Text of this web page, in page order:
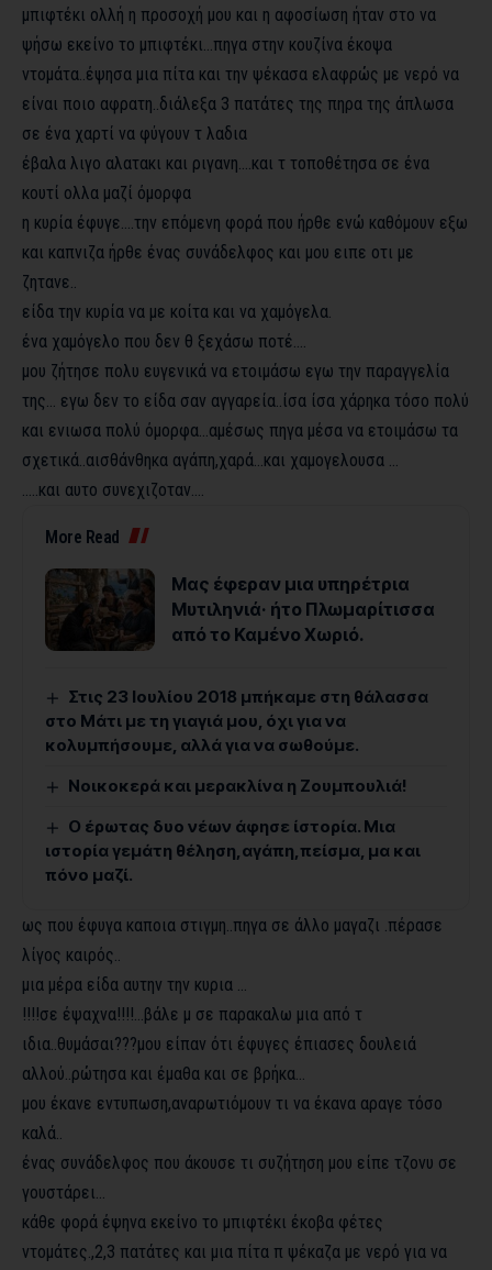
μπιφτέκι ολλή η προσοχή μου και η αφοσίωση ήταν στο να
ψήσω εκείνο το μπιφτέκι…πηγα στην κουζίνα έκοψα
ντομάτα..έψησα μια πίτα και την ψέκασα ελαφρώς με νερό να
είναι ποιο αφρατη..διάλεξα 3 πατάτες της πηρα της άπλωσα
σε ένα χαρτί να φύγουν τ λαδια
έβαλα λιγο αλατακι και ριγανη….και τ τοποθέτησα σε ένα
κουτί ολλα μαζί όμορφα
η κυρία έφυγε….την επόμενη φορά που ήρθε ενώ καθόμουν εξω
και καπνιζα ήρθε ένας συνάδελφος και μου ειπε οτι με
ζητανε..
είδα την κυρία να με κοίτα και να χαμόγελα.
ένα χαμόγελο που δεν θ ξεχάσω ποτέ….
μου ζήτησε πολυ ευγενικά να ετοιμάσω εγω την παραγγελία
της… εγω δεν το είδα σαν αγγαρεία..ίσα ίσα χάρηκα τόσο πολύ
και ενιωσα πολύ όμορφα…αμέσως πηγα μέσα να ετοιμάσω τα
σχετικά..αισθάνθηκα αγάπη,χαρά…και χαμογελουσα …
…..και αυτο συνεχιζοταν….
More Read
Μας έφεραν μια υπηρέτρια
Μυτιληνιά· ήτο Πλωμαρίτισσα
από το Καμένο Χωριό.
Στις 23 Ιουλίου 2018 μπήκαμε στη θάλασσα
στο Μάτι με τη γιαγιά μου, όχι για να
κολυμπήσουμε, αλλά για να σωθούμε.
Νοικοκερά και μερακλίνα η Ζουμπουλιά!
Ο έρωτας δυο νέων άφησε ίστορία. Μια
ιστορία γεμάτη θέληση,αγάπη,πείσμα, μα και
πόνο μαζί.
ως που έφυγα καποια στιγμη..πηγα σε άλλο μαγαζι .πέρασε
λίγος καιρός..
μια μέρα είδα αυτην την κυρια …
!!!!σε έψαχνα!!!!…βάλε μ σε παρακαλω μια από τ
ιδια..θυμάσαι???μου είπαν ότι έφυγες έπιασες δουλειά
αλλού..ρώτησα και έμαθα και σε βρήκα…
μου έκανε εντυπωση,αναρωτιόμουν τι να έκανα αραγε τόσο
καλά..
ένας συνάδελφος που άκουσε τι συζήτηση μου είπε τζονυ σε
γουστάρει…
κάθε φορά έψηνα εκείνο το μπιφτέκι έκοβα φέτες
ντομάτες.,2,3 πατάτες και μια πίτα π ψέκαζα με νερό για να